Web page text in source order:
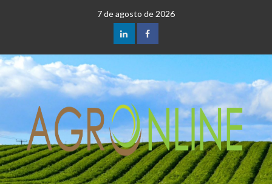
7 de agosto de 2026